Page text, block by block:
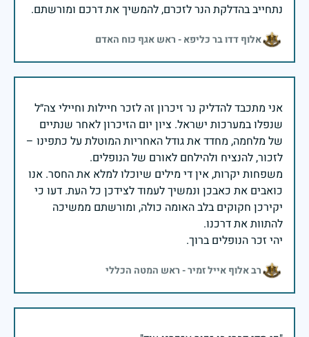
נתחייב בהדלקת הנר לזכרם, להמשיך את דרכם ומורשתם.
אלוף דדו בר כליפא - ראש אגף כוח האדם
אני מתכבד להדליק נר זיכרון זה לזכר חיילות וחיילי צה״ל
שנפלו במערכות ישראל. ציון יום הזיכרון לאחר שנתיים
של מלחמה, מחדד את גודל האחריות המוטלת על כתפינו –
משפחות יקרות, אין די מילים שיוכלו למלא את החסר. אנו
כואבים את כאבכן ונמשיך לעמוד לצידכן כל העת. דעו כי
יקירכן חקוקים בלב האומה כולה, ומורשתם ממשיכה
יהי זכר הנופלים ברוך.
רב אלוף אייל זמיר - ראש המטה הכללי